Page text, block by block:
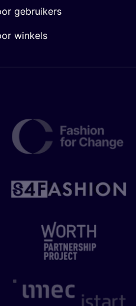
gebruikers
winkels